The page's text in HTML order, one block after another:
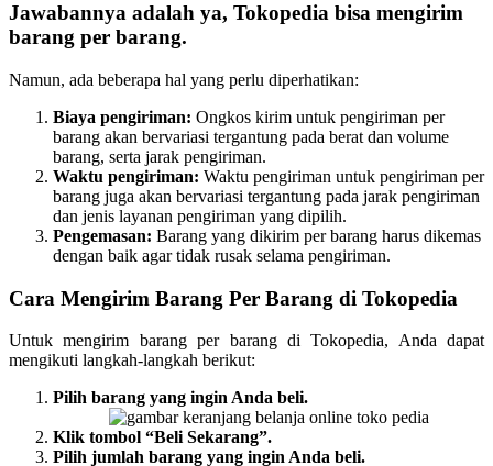
Jawabannya adalah ya, Tokopedia bisa mengirim
barang per barang.
Namun, ada beberapa hal yang perlu diperhatikan:
Biaya pengiriman: Ongkos kirim untuk pengiriman per
barang akan bervariasi tergantung pada berat dan volume
barang, serta jarak pengiriman.
Waktu pengiriman: Waktu pengiriman untuk pengiriman per
barang juga akan bervariasi tergantung pada jarak pengiriman
dan jenis layanan pengiriman yang dipilih.
Pengemasan: Barang yang dikirim per barang harus dikemas
dengan baik agar tidak rusak selama pengiriman.
Cara Mengirim Barang Per Barang di Tokopedia
Untuk mengirim barang per barang di Tokopedia, Anda dapat
mengikuti langkah-langkah berikut:
Pilih barang yang ingin Anda beli.
Klik tombol “Beli Sekarang”.
Pilih jumlah barang yang ingin Anda beli.